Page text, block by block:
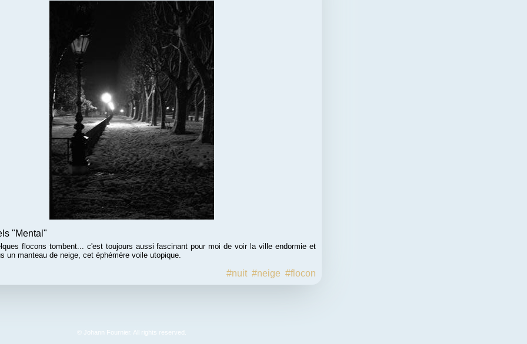
"Mental"
flocons tombent... c'est toujours aussi fascinant pour moi de voir la ville endormie et
un manteau de neige, cet éphémère voile utopique.
#nuit #neige #flocon
© Johann Fournier. All rights reserved.